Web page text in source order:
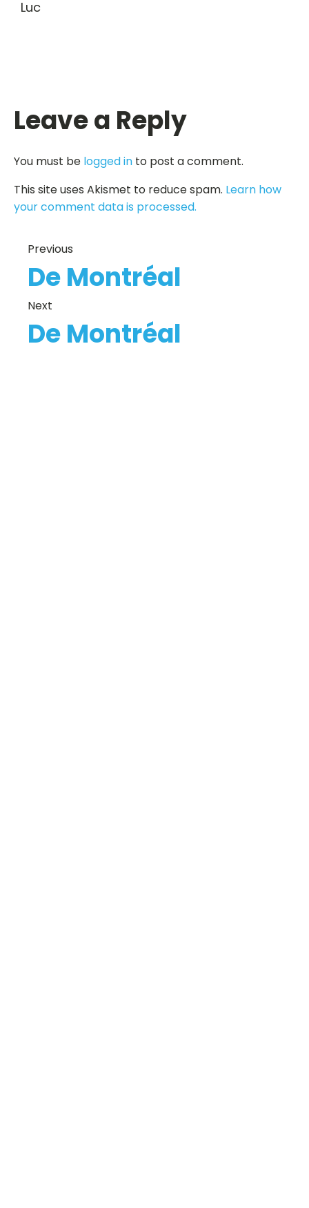
Luc
Leave a Reply
You must be logged in to post a comment.
This site uses Akismet to reduce spam. Learn how
your comment data is processed.
Previous
De Montréal
Next
De Montréal